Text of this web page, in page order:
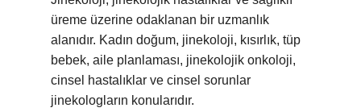
üreme üzerine odaklanan bir uzmanlık
alanıdır. Kadın doğum, jinekoloji, kısırlık, tüp
bebek, aile planlaması, jinekolojik onkoloji,
cinsel hastalıklar ve cinsel sorunlar
jinekologların konularıdır.